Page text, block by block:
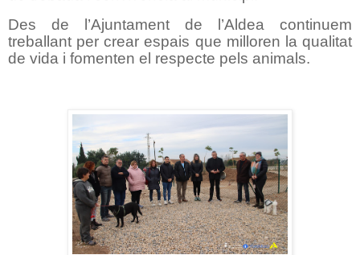
Des de l’Ajuntament de l’Aldea continuem
treballant per crear espais que milloren la qualitat
de vida i fomenten el respecte pels animals.